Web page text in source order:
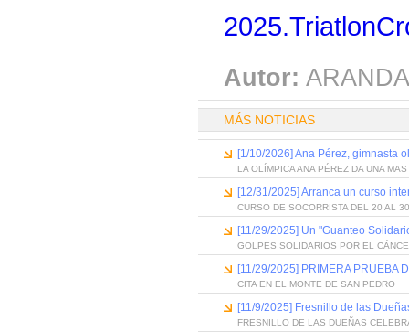
Autor:
MÁS NOTICIAS
[1/10/2026] Ana Pérez, gimnasta
LA OLÍMPICA ANA PÉREZ DA UNA
[12/31/2025] Arranca un curso
CURSO DE SOCORRISTA DEL 20 AL
[11/29/2025] Un "Guanteo
GOLPES SOLIDARIOS POR EL
[11/29/2025] PRIMERA PRUEBA
CITA EN EL MONTE DE SAN PEDRO
[11/9/2025] Fresnillo de las
FRESNILLO DE LAS DUEÑAS